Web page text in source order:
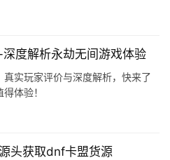
度解析永劫无间游戏体验
实玩家评价与深度解析，快来了
体验！
头获取dnf卡盟货源